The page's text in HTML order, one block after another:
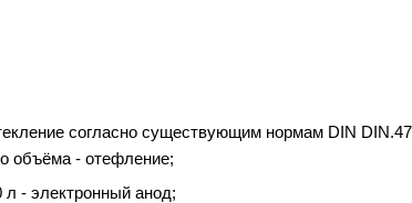
согласно существующим нормам DIN
объёма - отефление;
- электронный анод;